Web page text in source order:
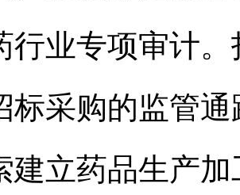
行业专项审计
标采购的监管
建立药品生产